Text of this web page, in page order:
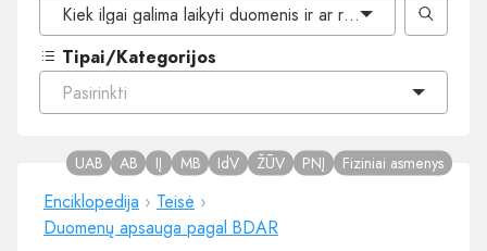
Kiek ilgai galima laikyti duomenis ir ar reikia juos
Tipai/Kategorijos
Pasirinkti
Enciklopedija › Teisė ›
Duomenų apsauga pagal BDAR
UAB AB IĮ MB IdV ŽŪV PNĮ Fiziniai asmenys